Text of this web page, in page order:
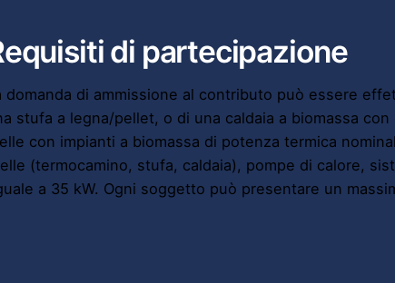
di partecipazione
domanda di ammissione al contributo può essere
stufa a legna/pellet, o di una caldaia a biomassa
con impianti a biomassa di potenza termica
(termocamino, stufa, caldaia), pompe di calore,
a 35 kW. Ogni soggetto può presentare un